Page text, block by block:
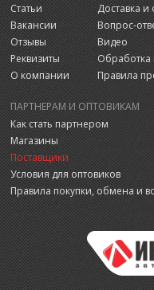
Статьи
Вакансии
Отзывы
Реквизиты
О компании
Доставка и
Вопрос-
Видео
Обработка
Правила
ПАРТНЕРАМ И ОПТОВИКАМ
Как стать партнером
Магазины
Поставщики
Условия для оптовиков
Правила покупки, обмена и